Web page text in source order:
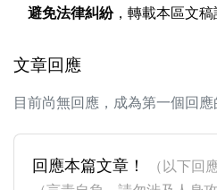
避免法律糾紛，轉載本區文稿
文章回應
目前尚無回應，成為第一個回應
回應本篇文章！
（以下回